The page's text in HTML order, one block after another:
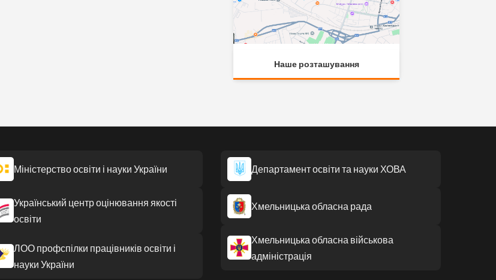
Наше розташування
Міністерство освіти і науки України
Український центр оцінювання якості
освіти
ЛОО профспілки працівників освіти і
науки України
Департамент освіти та науки ХОВА
Хмельницька обласна рада
Хмельницька обласна військова
адміністрація